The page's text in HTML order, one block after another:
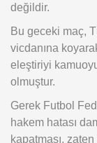
değildir.
Bu geceki maç,
vicdanına
eleştiriyi
olmuştur.
Gerek Futbol
hakem hatası
kapatması,